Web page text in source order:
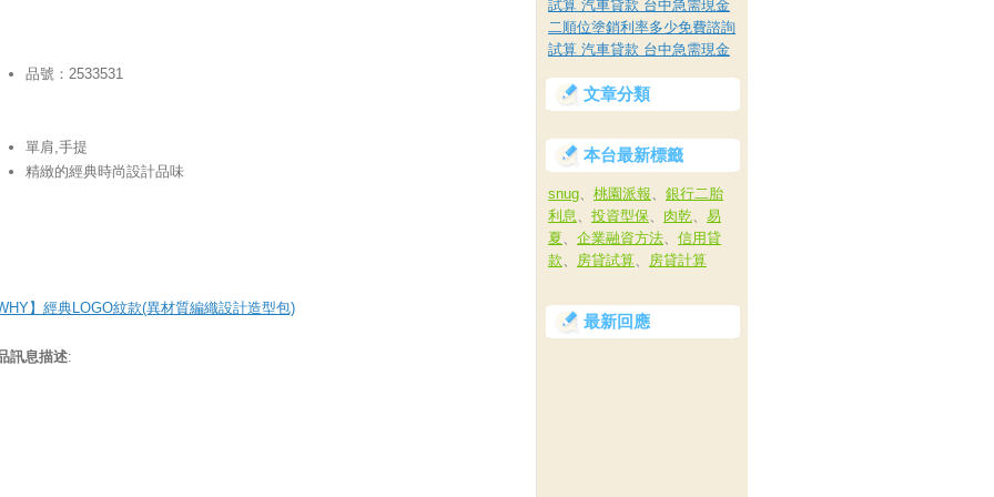
品號：2533531
單肩,手提
精緻的經典時尚設計品味
】經典LOGO紋款(異材質編織設計造型包)
訊息描述:
試算 汽車貸款 台中急需現金
二順位塗銷利率多少免費諮詢
試算 汽車貸款 台中急需現金
文章分類
本台最新標籤
snug、 桃園派報、 銀行二胎
利息、 投資型保、 肉乾、 易
夏、 企業融資方法、 信用貸
款、 房貸試算、 房貸計算
最新回應